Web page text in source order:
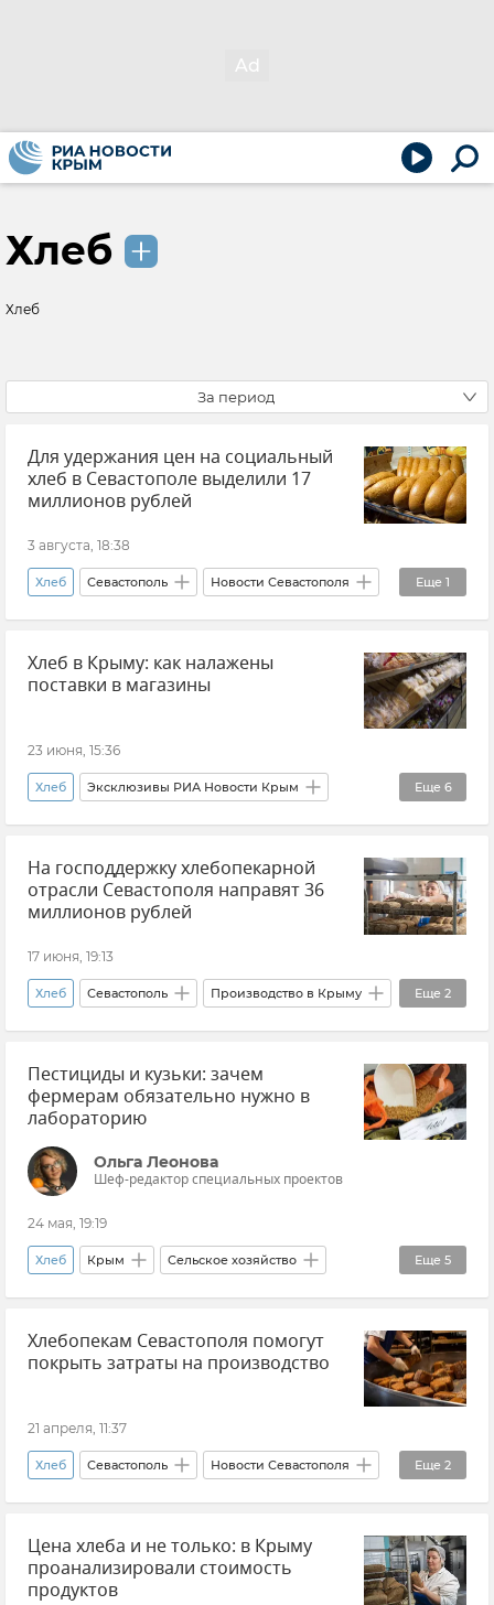
Хлеб
Хлеб
За период
Для удержания цен на социальный
хлеб в Севастополе выделили 17
миллионов рублей
3 августа, 18:38
Еще 1
Хлеб Севастополь Новости Севастополя
Правительство Севастополя
Хлеб в Крыму: как налажены
поставки в магазины
23 июня, 15:36
Еще 6
Хлеб Эксклюзивы РИА Новости Крым
Крым Новости Крыма
Продовольственная безопасность Крыма
Минпромторг РК Дефицит топлива в Крыму
На господдержку хлебопекарной
отрасли Севастополя направят 36
миллионов рублей
17 июня, 19:13
Еще 2
Хлеб Севастополь Производство в Крыму
Новости Севастополя Субсидии
Пестициды и кузьки: зачем
фермерам обязательно нужно в
лабораторию
Ольга Леонова
Шеф-редактор специальных проектов
24 мая, 19:19
Еще 5
Хлеб Крым Сельское хозяйство
Симферополь Севастополь Зерно
Урожай зерновых культур
Эксклюзивы РИА Новости Крым
Хлебопекам Севастополя помогут
покрыть затраты на производство
21 апреля, 11:37
Еще 2
Хлеб Севастополь Новости Севастополя
Финансирование Производство в Крыму
Цена хлеба и не только: в Крыму
проанализировали стоимость
продуктов